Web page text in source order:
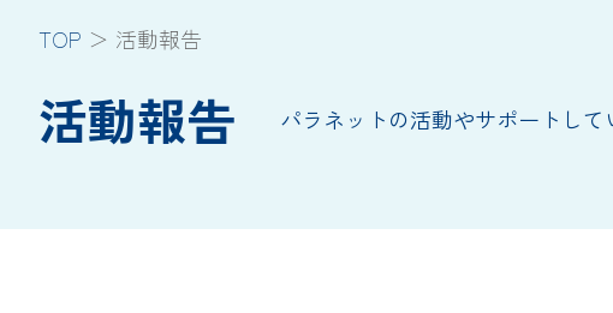
TOP 活動報告
活動報告 パラネットの活動やサポートして